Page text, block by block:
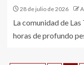
28 de julio de 2026
La comunidad de
horas de profundo